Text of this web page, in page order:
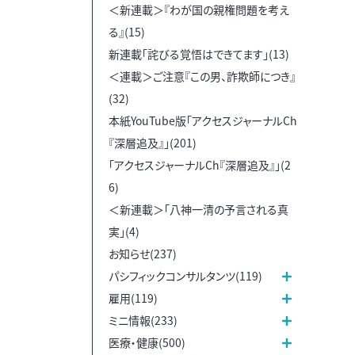
＜新連載＞『わが国の親権問題を考え
る』(15)
新連載「詫びる覚悟はできてます」(13)
＜連載＞ご注意『この男、詐欺師につき』
(32)
本紙YouTube版「アクセスジャーナルCh
『深層追及』」(201)
「アクセスジャーナルCh『深層追及』」(2
6)
＜新連載＞「八神一清の予言される真
実」(4)
お知らせ(237)
パシフィックコンサルタンツ(119)
雇用(119)
ミニ情報(233)
医療・健康(500)